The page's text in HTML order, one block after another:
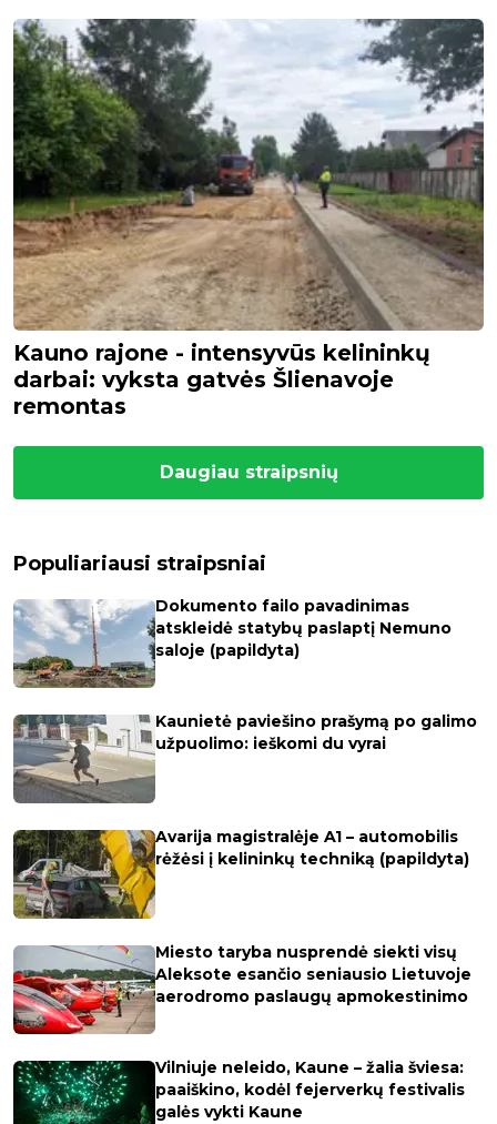
Kauno rajone - intensyvūs kelininkų
darbai: vyksta gatvės Šlienavoje
remontas
Daugiau straipsnių
Populiariausi straipsniai
Dokumento failo pavadinimas
atskleidė statybų paslaptį Nemuno
saloje (papildyta)
Kaunietė paviešino prašymą po galimo
užpuolimo: ieškomi du vyrai
Avarija magistralėje A1 – automobilis
rėžėsi į kelininkų techniką (papildyta)
Miesto taryba nusprendė siekti visų
Aleksote esančio seniausio Lietuvoje
aerodromo paslaugų apmokestinimo
Vilniuje neleido, Kaune – žalia šviesa:
paaiškino, kodėl fejerverkų festivalis
galės vykti Kaune